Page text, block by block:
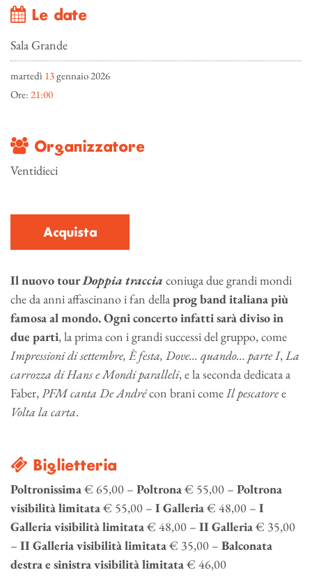
Le date
Sala Grande
martedì 13gennaio 2026
Ore: 21:00
Organizzatore
Ventidieci
Acquista
Il nuovo tourDoppia traccia coniuga due grandi mondi
che da anni affascinano i fan dellaprog band italiana più
famosa al mondo.Ogni concerto infatti sarà diviso in
due parti, la prima con i grandi successi del gruppo, come
Impressioni di settembre, È festa, Dove… quando… parte I,La
carrozza di Hans e Mondi paralleli, e la seconda dedicata a
Faber,PFM canta De Andrécon brani comeIl pescatoree
Volta la carta.
Biglietteria
Poltronissima€ 65,00 – Poltrona€ 55,00 – Poltrona
visibilità limitata€ 55,00 – I Galleria€ 48,00 – I
Galleria visibilità limitata€ 48,00 – II Galleria€ 35,00
– II Galleria visibilità limitata€ 35,00 – Balconata
destra e sinistravisibilità limitata€ 46,00